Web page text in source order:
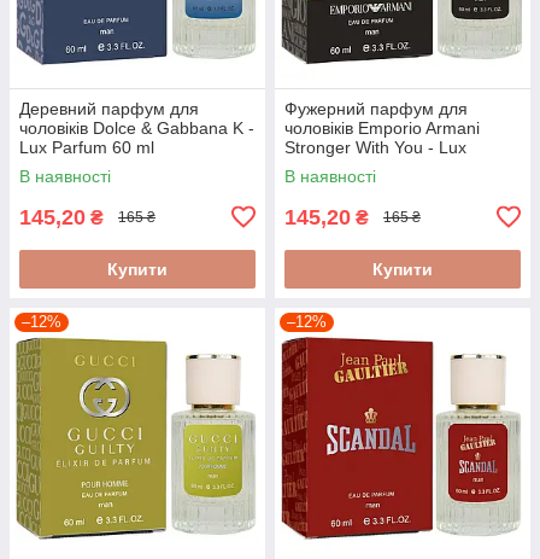
Деревний парфум для
чоловіків Dolce & Gabbana K -
Lux Parfum 60 ml
В наявності
145,20 ₴ 165 ₴
Купити
Фужерний парфум для
чоловіків Emporio Armani
Stronger With You - Lux
Parfum 60 ml
В наявності
145,20 ₴ 165 ₴
Купити
–12% –12%